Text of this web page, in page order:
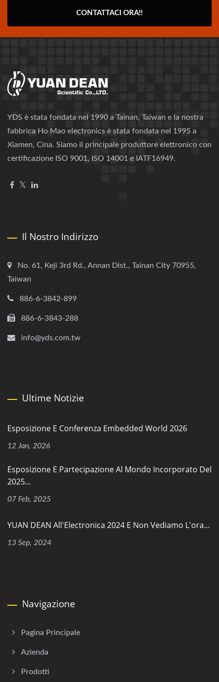
CONTATTACI ORA!!
YDS è stata fondata nel 1990 a Tainan, Taiwan e la nostra
fabbrica Ho Mao electronics è stata fondata nel 1995 a
Xiamen, Cina. Siamo il principale produttore elettronico con
certificazione ISO 9001, ISO 14001 e IATF16949.
Il Nostro Indirizzo
No. 61, Keji 3rd Rd., Annan Dist., Tainan City 70955,
Taiwan
886-6-3842-899
886-6-3843-288
info@yds.com.tw
Ultime Notizie
Esposizione E Conferenza Embedded World 2026
12 Jan, 2026
Esposizione E Partecipazione Al Mondo Incorporato Del
2025...
07 Feb, 2025
YUAN DEAN All'Electronica 2024 E Non Vediamo L'ora...
13 Sep, 2024
Navigazione
Pagina Principale
Azienda
Prodotti